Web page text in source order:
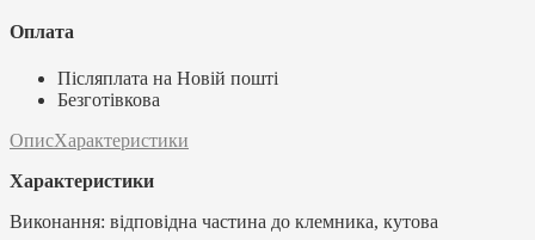
Оплата
Післяплата на Новій пошті
Безготівкова
ОписХарактеристики
Характеристики
Виконання: відповідна частина до клемника, кутова